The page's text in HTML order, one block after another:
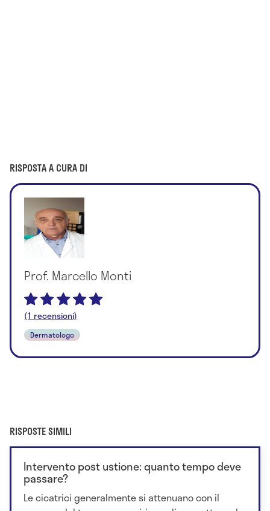
RISPOSTA A CURA DI
Prof. Marcello Monti
(1 recensioni)
Dermatologo
RISPOSTE SIMILI
Intervento post ustione: quanto tempo deve
passare?
Le cicatrici generalmente si attenuano con il